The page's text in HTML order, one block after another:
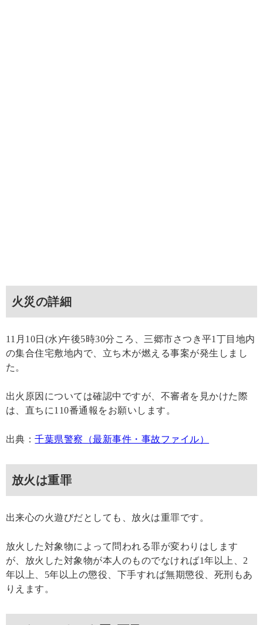
火災の詳細
11月10日(水)午後5時30分ころ、三郷市さつき平1丁目地内
の集合住宅敷地内で、立ち木が燃える事案が発生しまし
た。
出火原因については確認中ですが、不審者を見かけた際
は、直ちに110番通報をお願いします。
出典：千葉県警察（最新事件・事故ファイル）
放火は重罪
出来心の火遊びだとしても、放火は重罪です。
放火した対象物によって問われる罪が変わりはします
が、放火した対象物が本人のものでなければ1年以上、2
年以上、5年以上の懲役、下手すれば無期懲役、死刑もあ
りえます。